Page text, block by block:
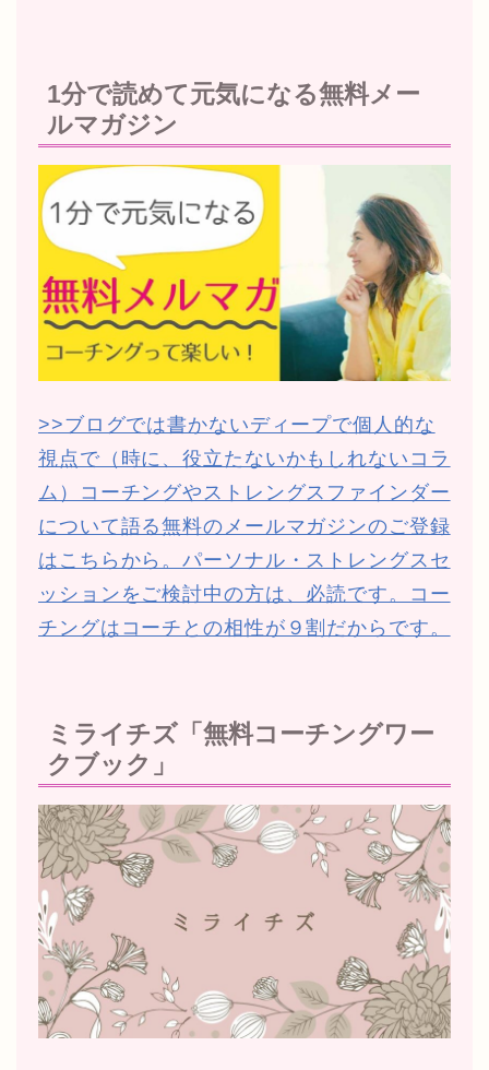
1分で読めて元気になる無料メー
ルマガジン
>>ブログでは書かないディープで個人的な
視点で（時に、役立たないかもしれないコラ
ム）コーチングやストレングスファインダー
について語る無料のメールマガジンのご登録
はこちらから。パーソナル・ストレングスセ
ッションをご検討中の方は、必読です。コー
チングはコーチとの相性が９割だからです。
ミライチズ「無料コーチングワー
クブック」